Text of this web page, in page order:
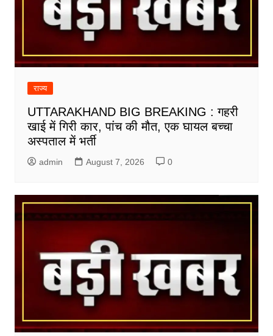
राज्य
UTTARAKHAND BIG BREAKING : गहरी
खाई में गिरी कार, पांच की मौत, एक घायल बच्चा
अस्पताल में भर्ती
admin August 7, 2026 0